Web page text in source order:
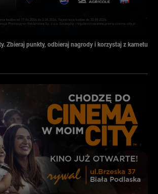
Zbieraj punkty, odbieraj nagrody i korzystaj z karnetu